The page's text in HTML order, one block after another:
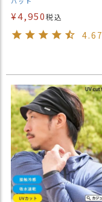
¥4,950税込
4.67